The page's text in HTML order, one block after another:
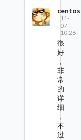
centos
11-
07
10:26
很
好
，
非
常
的
详
细
，
不
过